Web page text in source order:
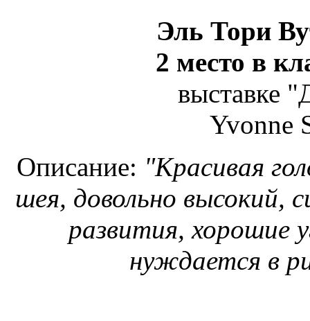
Эль Тори
2 место в
выставке
Yvonne
Описание: "Красивая
шея, довольно высокий,
развития, хорошие
нуждается в